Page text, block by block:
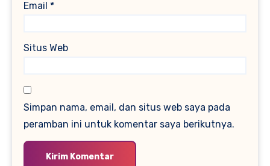
Email *
Situs Web
Simpan nama, email, dan situs web saya pada
peramban ini untuk komentar saya berikutnya.